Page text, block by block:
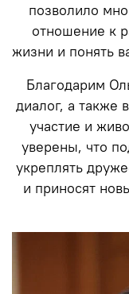
позволило
отношение к
жизни и понять
Благодарим
диалог, а также
участие и
уверены, что
укреплять
и приносят